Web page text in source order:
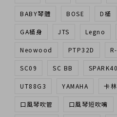
BABY琴體 BOSE D桶
GA桶身 JTS Legno
Neowood PTP32D
SC09 SC BB SPARK40
UT88G3 YAMAHA 卡
口風琴吹管 口風琴短吹嘴